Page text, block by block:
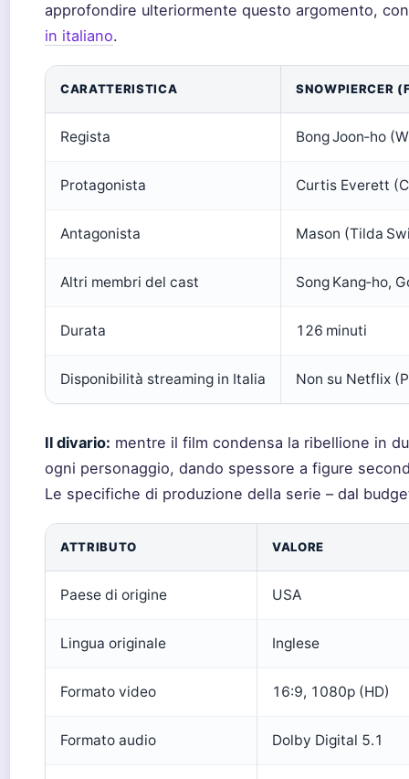
approfondire ulteriormente questo argomento,
in italiano.
CARATTERISTICA SNOWPIERCER
Regista Bong Joon‑ho
Protagonista Curtis Everett
Antagonista Mason (Tilda
Altri membri del cast Song Kang‑ho,
Durata 126 minuti
Disponibilità streaming in Italia Non su Netflix
Il divario: mentre il film condensa la ribellione in
ogni personaggio, dando spessore a figure
Le specifiche di produzione della serie – dal
ATTRIBUTO VALORE
Paese di origine USA
Lingua originale Inglese
Formato video 16:9, 1080p (HD)
Formato audio Dolby Digital 5.1